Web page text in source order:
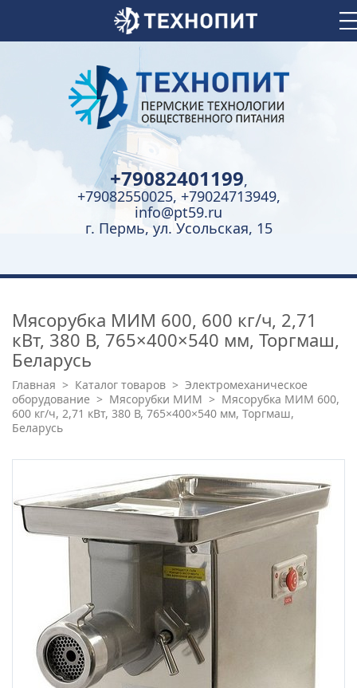
+79082401199,
+79082550025, +79024713949,
info@pt59.ru
г. Пермь, ул. Усольская, 15
Мясорубка МИМ 600, 600 кг/ч, 2,71
кВт, 380 В, 765×400×540 мм, Торгмаш,
Беларусь
Главная > Каталог товаров > Электромеханическое
оборудование > Мясорубки МИМ > Мясорубка МИМ 600,
600 кг/ч, 2,71 кВт, 380 В, 765×400×540 мм, Торгмаш,
Беларусь